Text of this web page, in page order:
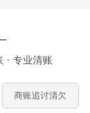
· 专业清账
商账追讨清欠